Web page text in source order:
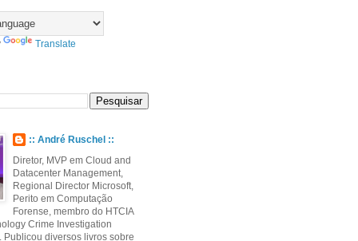
Translate
:: André Ruschel ::
Diretor, MVP em Cloud and
Datacenter Management,
Regional Director Microsoft,
Perito em Computação
Forense, membro do HTCIA
Crime Investigation
Publicou diversos livros sobre